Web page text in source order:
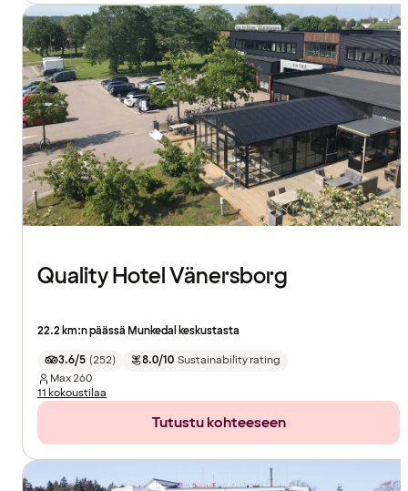
Quality Hotel Vänersborg
22.2 km:n päässä Munkedal keskustasta
3.6/5 (252) 8.0/10 Sustainability rating
Max260
11 kokoustilaa
Tutustu kohteeseen